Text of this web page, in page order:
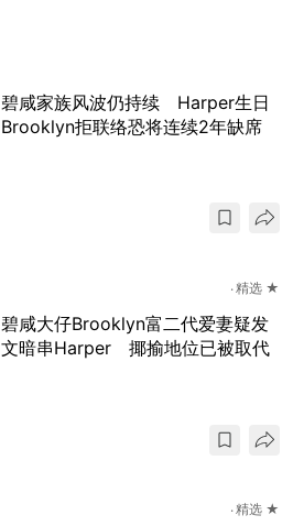
碧咸家族风波仍持续 Harper生日
Brooklyn拒联络恐将连续2年缺席
精选 ★
碧咸大仔Brooklyn富二代爱妻疑发
文暗串Harper 揶揄地位已被取代
精选 ★